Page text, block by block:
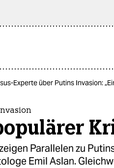
Experte über Putins Invasion:
Parallelen zu
Emil Aslan.